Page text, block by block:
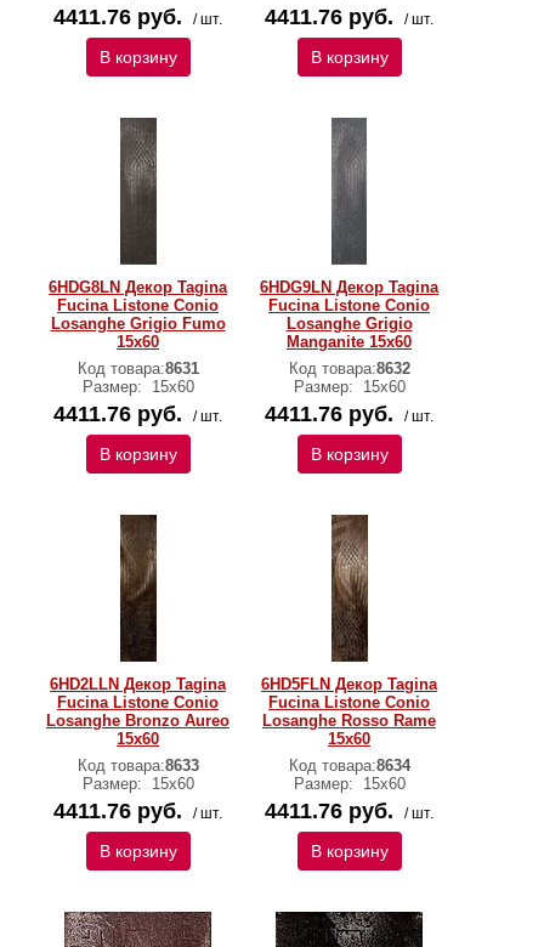
4411.76 руб. / шт.
В корзину
4411.76 руб. / шт.
В корзину
6HDG8LN Декор Tagina
Fucina Listone Conio
Losanghe Grigio Fumo
15x60
Код товара:8631
Размер:
15x60
4411.76 руб. / шт.
В корзину
6HDG9LN Декор Tagina
Fucina Listone Conio
Losanghe Grigio
Manganite 15x60
Код товара:8632
Размер:
15x60
4411.76 руб. / шт.
В корзину
6HD2LLN Декор Tagina
Fucina Listone Conio
Losanghe Bronzo Aureo
15x60
Код товара:8633
Размер:
15x60
4411.76 руб. / шт.
В корзину
6HD5FLN Декор Tagina
Fucina Listone Conio
Losanghe Rosso Rame
15x60
Код товара:8634
Размер:
15x60
4411.76 руб. / шт.
В корзину